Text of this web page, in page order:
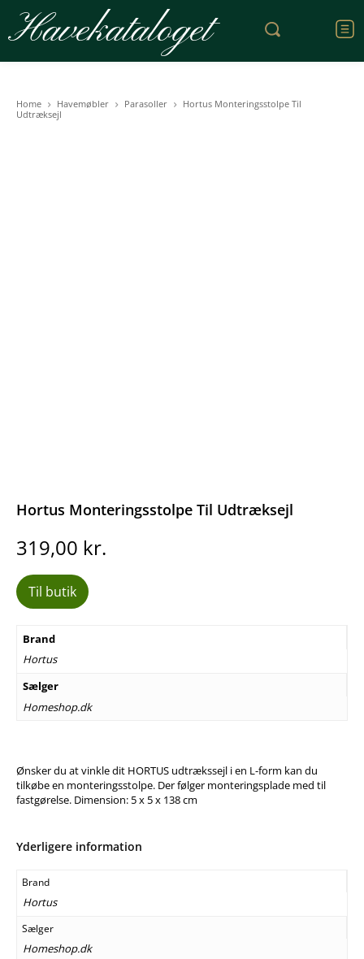
Havekataloget
Home Havemøbler Parasoller
Hortus Monteringsstolpe Til
Udtræksejl
Hortus Monteringsstolpe Til Udtræksejl
319,00 kr.
Til butik
Brand
Hortus
Sælger
Homeshop.dk
Ønsker du at vinkle dit HORTUS udtrækssejl i en L-form kan du
tilkøbe en monteringsstolpe. Der følger monteringsplade med til
fastgørelse. Dimension: 5 x 5 x 138 cm
Yderligere information
Brand
Hortus
Sælger
Homeshop.dk